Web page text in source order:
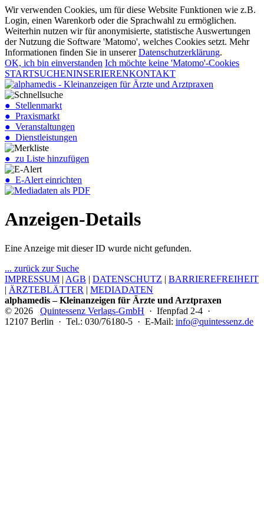
Wir verwenden Cookies, um für diese Website Funktionen wie z.B.
Login, einen Warenkorb oder die Sprachwahl zu ermöglichen.
Weiterhin nutzen wir für anonymisierte, statistische Auswertungen
der Nutzung die Software 'Matomo', welches Cookies setzt. Mehr
Informationen finden Sie in unsererDatenschutzerklärung.
OK, ich bin einverstanden Ich möchte keine 'Matomo'-Cookies
STARTSUCHENINSERIERENKONTAKT
● Stellenmarkt
● Praxismarkt
● Veranstaltungen
● Dienstleistungen
● zu Liste hinzufügen
● E-Alert einrichten
Anzeigen-Details
Eine Anzeige mit dieser ID wurde nicht gefunden.
... zurück zur Suche
IMPRESSUM | AGB | DATENSCHUTZ | BARRIEREFREIHEIT
| ÄRZTEBLÄTTER | MEDIADATEN
alphamedis – Kleinanzeigen für Ärzte und Arztpraxen
© 2026 Quintessenz Verlags-GmbH · Ifenpfad 2-4 ·
12107 Berlin · Tel.: 030/76180-5 · E-Mail: info@quintessenz.de